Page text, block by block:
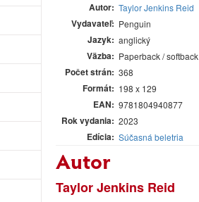
Autor Taylor Jenkins Reid
Vydavateľ Penguin
Jazyk anglický
Väzba Paperback / softback
Počet strán 368
Formát 198 x 129
EAN 9781804940877
Rok vydania 2023
Edícia Súčasná beletria
Autor
Taylor Jenkins Reid